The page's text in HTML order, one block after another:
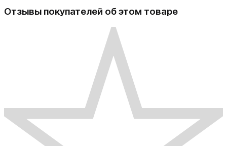
Отзывы покупателей об этом товаре